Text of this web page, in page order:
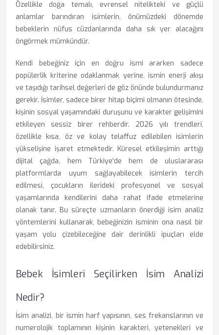
Özellikle doğa temalı, evrensel nitelikteki ve güçlü
anlamlar barındıran isimlerin, önümüzdeki dönemde
bebeklerin nüfus cüzdanlarında daha sık yer alacağını
öngörmek mümkündür.
Kendi bebeğiniz için en doğru ismi ararken sadece
popülerlik kriterine odaklanmak yerine, ismin enerji akışı
ve taşıdığı tarihsel değerleri de göz önünde bulundurmanız
gerekir. İsimler, sadece birer hitap biçimi olmanın ötesinde,
kişinin sosyal yaşamındaki duruşunu ve karakter gelişimini
etkileyen sessiz birer rehberdir. 2026 yılı trendleri,
özellikle kısa, öz ve kolay telaffuz edilebilen isimlerin
yükselişine işaret etmektedir. Küresel etkileşimin arttığı
dijital çağda, hem Türkiye'de hem de uluslararası
platformlarda uyum sağlayabilecek isimlerin tercih
edilmesi, çocukların ilerideki profesyonel ve sosyal
yaşamlarında kendilerini daha rahat ifade etmelerine
olanak tanır. Bu süreçte uzmanların önerdiği isim analiz
yöntemlerini kullanarak, bebeğinizin isminin ona nasıl bir
yaşam yolu çizebileceğine dair derinlikli ipuçları elde
edebilirsiniz.
Bebek İsimleri Seçilirken İsim Analizi
Nedir?
İsim analizi, bir ismin harf yapısının, ses frekanslarının ve
numerolojik toplamının kişinin karakteri, yetenekleri ve